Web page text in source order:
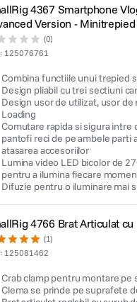
4367 Smartphone
Version -
si Lampa Video
(0)
: 125076761
Combina functiile unui trepied
Design pliabil cu trei sectiuni
Design usor de utilizat, usor
Loading
Comutare rapida si sigura
pantofi reci de pe ambele
atasarea accesoriilor
Lumina video LED bicolor de
pentru a ilumina fiecare
Difuzie pentru o iluminare mai
4766 Brat Articulat
(1)
: 125081462
Crab clamp pentru montare pe
Clema se prinde pe suprafete